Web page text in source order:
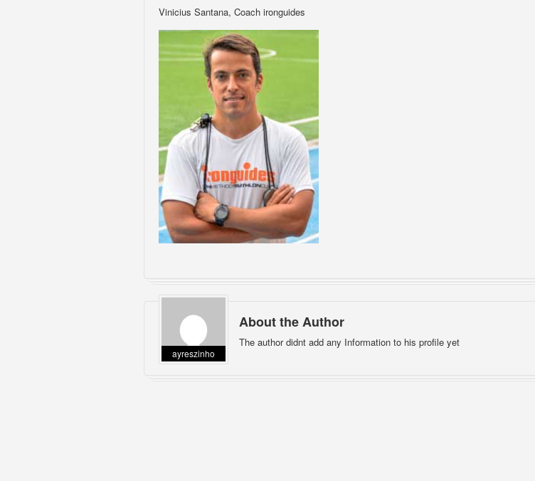
Vinicius Santana, Coach ironguides
ayreszinho
About the Author
The author didnt add any Information to his profile yet